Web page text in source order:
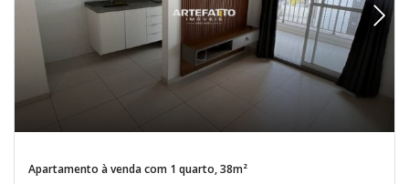
Apartamento à venda com 1 quarto, 38m²